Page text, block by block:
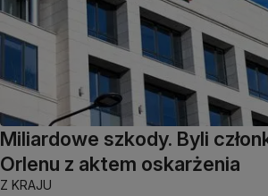
Miliardowe szkody. Byli
Orlenu z aktem oskarżenia
Z KRAJU